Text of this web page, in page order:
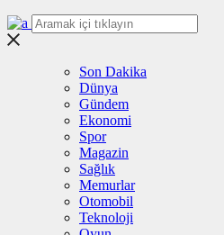
Son Dakika
Dünya
Gündem
Ekonomi
Spor
Magazin
Sağlık
Memurlar
Otomobil
Teknoloji